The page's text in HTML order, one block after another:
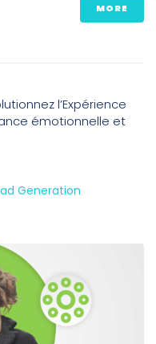
MORE
l’Expérience
émotionnelle et
Generation